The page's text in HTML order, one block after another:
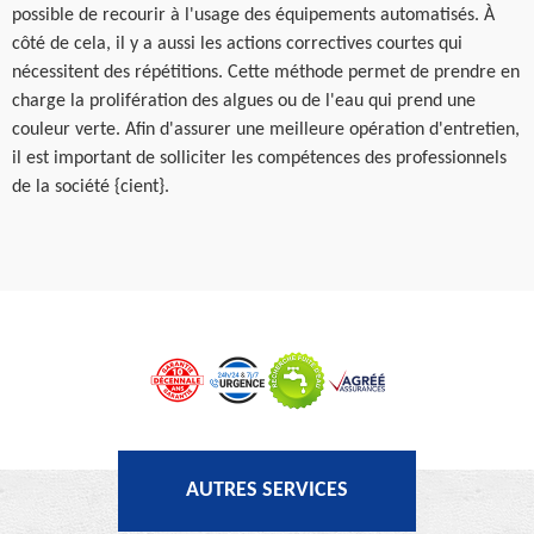
possible de recourir à l'usage des équipements automatisés. À
côté de cela, il y a aussi les actions correctives courtes qui
nécessitent des répétitions. Cette méthode permet de prendre en
charge la prolifération des algues ou de l'eau qui prend une
couleur verte. Afin d'assurer une meilleure opération d'entretien,
il est important de solliciter les compétences des professionnels
de la société {cient}.
AUTRES SERVICES